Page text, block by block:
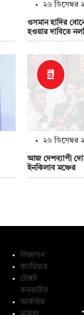
২৬ ডিসেম্বর
ওসমান হাদির
হওয়ার দাবিতে
২৬ ডিসেম্বর
আজ দেশব্যাপী
ইনকিলাব মঞ্চের
বিজ্ঞাপন
ক্যারিয়ার
টেক্সট
কনভার্টার
আর্কাইভ